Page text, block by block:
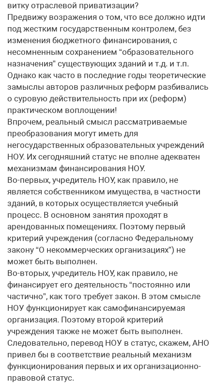
витку отраслевой приватизации?
Предвижу возражения о том, что все должно идти
под жестким государственным контролем, без
изменения бюджетного финансирования, с
несомненным сохранением “образовательного
назначения” существующих зданий и т.д. и т.п.
Однако как часто в последние годы теоретические
замыслы авторов различных реформ разбивались
о суровую действительность при их (реформ)
практическом воплощении!
Впрочем, реальный смысл рассматриваемые
преобразования могут иметь для
негосударственных образовательных учреждений
НОУ. Их сегодняшний статус не вполне адекватен
механизмам финансирования НОУ.
Во-первых, учредитель НОУ, как правило, не
является собственником имущества, в частности
зданий, в которых осуществляется учебный
процесс. В основном занятия проходят в
арендованных помещениях. Поэтому первый
критерий учреждения (согласно Федеральному
закону “О некоммерческих организациях”) не
может быть выполнен.
Во-вторых, учредитель НОУ, как правило, не
финансирует его деятельность “постоянно или
частично”, как того требует закон. В этом смысле
НОУ функционирует как самофинансируемая
организация. Поэтому второй критерий
учреждения также не может быть выполнен.
Следовательно, перевод НОУ в статус, скажем, АНО
привел бы в соответствие реальный механизм
функционирования первых и их организационно-
правовой статус.